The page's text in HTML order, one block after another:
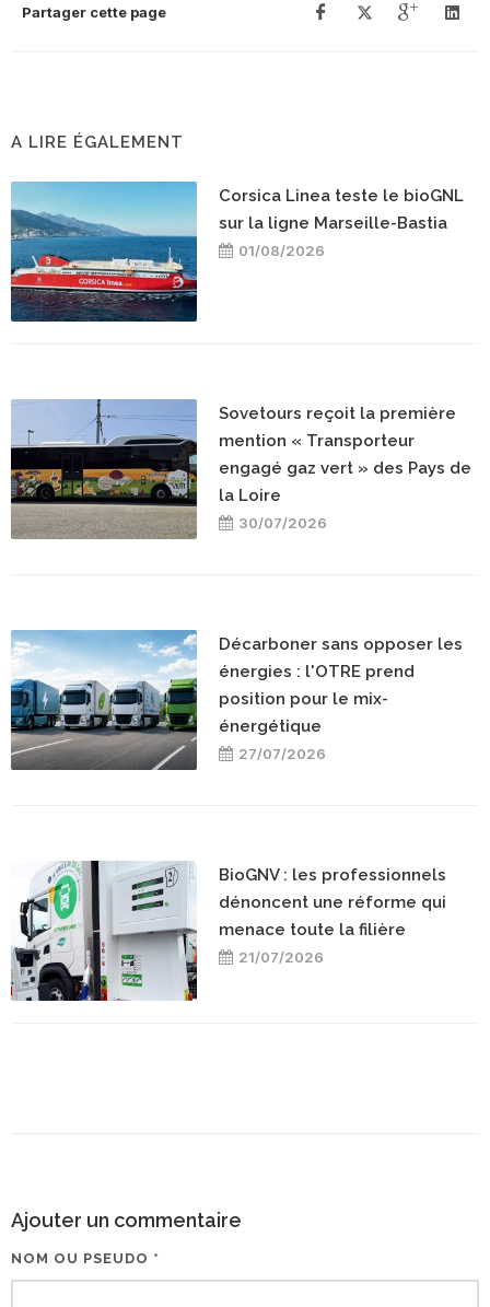
Partager cette page
A LIRE ÉGALEMENT
Corsica Linea teste le bioGNL
sur la ligne Marseille-Bastia
01/08/2026
Sovetours reçoit la première
mention « Transporteur
engagé gaz vert » des Pays de
la Loire
30/07/2026
Décarboner sans opposer les
énergies : l'OTRE prend
position pour le mix-
énergétique
27/07/2026
BioGNV : les professionnels
dénoncent une réforme qui
menace toute la filière
21/07/2026
Ajouter un commentaire
NOM OU PSEUDO *